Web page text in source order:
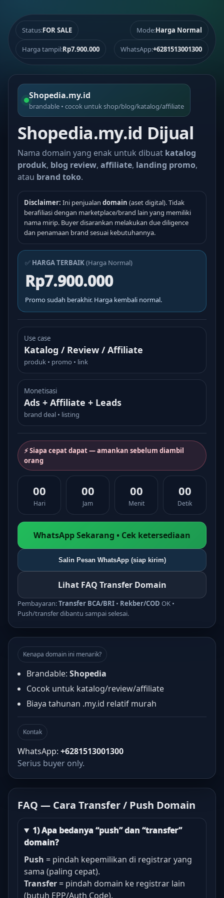
Status:FOR SALE Mode:Harga Normal
Harga tampil:Rp7.900.000 WhatsApp:+6281513001300
Shopedia.my.id
brandable • cocok untuk shop/blog/katalog/affiliate
Shopedia.my.id Dijual
Nama domain yang enak untuk dibuat katalog
produk, blog review, affiliate, landing promo,
atau brand toko.
Disclaimer: Ini penjualan domain (aset digital). Tidak
berafiliasi dengan marketplace/brand lain yang memiliki
nama mirip. Buyer disarankan melakukan due diligence
dan penamaan brand sesuai kebutuhannya.
✅ HARGA TERBAIK(Harga Normal)
Rp7.900.000
Promo sudah berakhir. Harga kembali normal.
Use case
Katalog / Review / Affiliate
produk • promo • link
Monetisasi
Ads + Affiliate + Leads
brand deal • listing
⚡ Siapa cepat dapat — amankan sebelum diambil
orang
00
Hari
00
Jam
00
Menit
00
Detik
WhatsApp Sekarang • Cek ketersediaan
Salin Pesan WhatsApp (siap kirim)
Lihat FAQ Transfer Domain
Pembayaran:Transfer BCA/BRI • Rekber/COD OK •
Push/transfer dibantu sampai selesai.
Kenapa domain ini menarik?
Brandable: Shopedia
Cocok untuk katalog/review/affiliate
Biaya tahunan .my.id relatif murah
Kontak
WhatsApp: +6281513001300
Serius buyer only.
FAQ — Cara Transfer / Push Domain
1) Apa bedanya “push” dan “transfer”
domain?
Push = pindah kepemilikan di registrar yang
sama (paling cepat).
Transfer = pindah domain ke registrar lain
(butuh EPP/Auth Code).